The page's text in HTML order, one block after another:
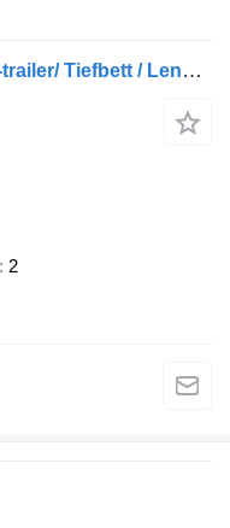
Camro CN 26.20B low-bed semi-trailer/ Tiefbett / Length 16 m
2